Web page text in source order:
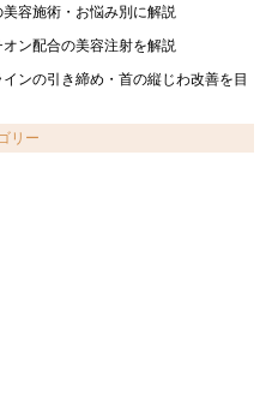
容施術・お悩み別に解説
ン配合の美容注射を解説
ンの引き締め・首の縦じわ改善を目
リー